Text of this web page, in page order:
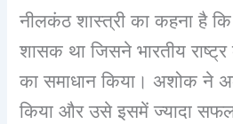
नीलकंठ शास्त्री का कहना है
शासक था जिसने भारतीय
का समाधान किया। अशोक ने
किया और उसे इसमें ज्यादा